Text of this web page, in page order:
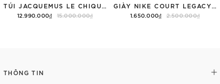
12.990.000₫ 15.000.000₫ 1.650.000₫ 2.500.000₫
THÔNG TIN